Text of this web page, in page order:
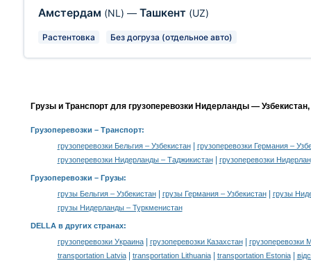
Амстердам (NL) — Ташкент (UZ)
Растентовка Без догруза (отдельное авто)
Грузы и Транспорт для грузоперевозки Нидерланды —
Грузоперевозки – Транспорт:
грузоперевозки Бельгия – Узбекистан|
грузоперевозки Германия –
грузоперевозки Нидерланды – Таджикистан| грузоперевозки
Грузоперевозки – Грузы:
грузы Бельгия – Узбекистан| грузы Германия – Узбекистан|
грузы
грузы Нидерланды – Туркменистан
DELLA в других странах:
грузоперевозки Украина| грузоперевозки Казахстан|
грузоперевозки
transportation Latvia| transportation Lithuania| transportation Estonia|